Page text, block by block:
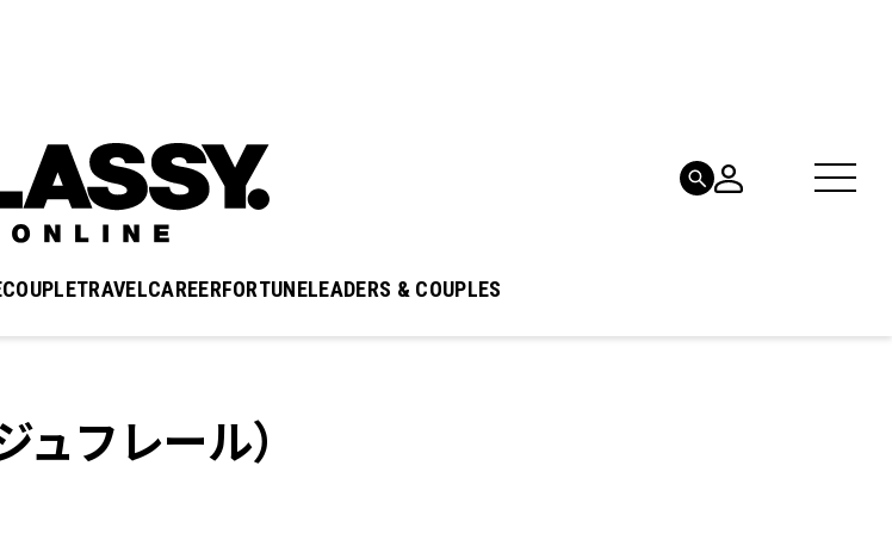
COUPLETRAVELCAREERFORTUNELEADERS & COUPLES
ュフレール）